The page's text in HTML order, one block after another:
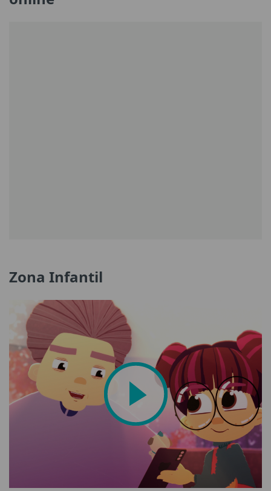
Zona Infantil